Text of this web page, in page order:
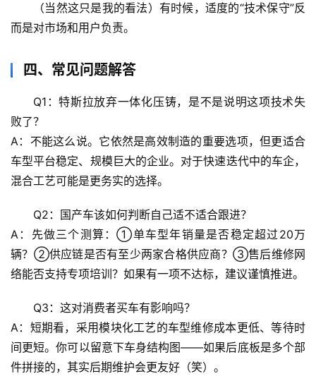
科
技
理
驿
站
求
真
（当然这只是我的看法）有时候， 适度的“技术保守”反
而是对市场和用户负责。
四、常见问题解答
Q1：特斯拉放弃一体化压铸，是不是说明这项技术失
败了？
A：不能这么说。它依然是高效制造的重要选项，但更适合
车型平台稳定、规模巨大的企业。对于快速迭代中的车企，
混合工艺可能是更务实的选择。
Q2：国产车该如何判断自己适不适合跟进？
A：先做三个测算：①单车型年销量是否稳定超过20万
辆？②供应链是否有至少两家合格供应商？③售后维修网
络能否支持专项培训？如果有一项不达标，建议谨慎推进。
Q3：这对消费者买车有影响吗？
A：短期看，采用模块化工艺的车型维修成本更低、等待时
间更短。你可以留意下车身结构图——如果后底板是多个部
件拼接的，其实后期维护会更友好（笑）。